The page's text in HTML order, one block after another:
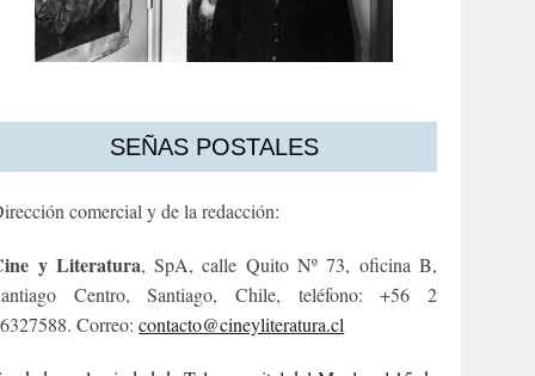
SEÑAS POSTALES
comercial y de la redacción:
y Literatura, SpA, calle Quito Nº 73, oficina B,
Centro, Santiago, Chile, teléfono: +56 2
Correo:contacto@cineyliteratura.cl